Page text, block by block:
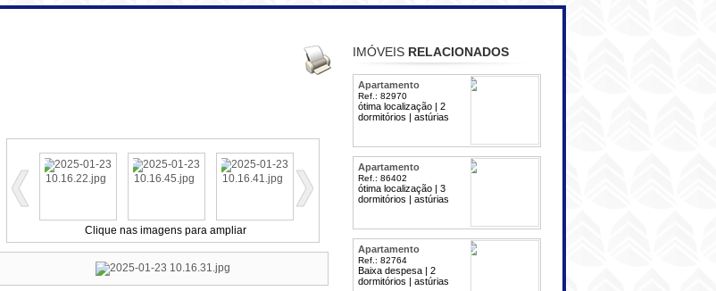
Clique nas imagens para ampliar
IMÓVEIS RELACIONADOS
Apartamento
Ref.: 82970
ótima localização | 2
dormitórios | astúrias
Apartamento
Ref.: 86402
ótima localização | 3
dormitórios | astúrias
Apartamento
Ref.: 82764
Baixa despesa | 2
dormitórios | astúrias